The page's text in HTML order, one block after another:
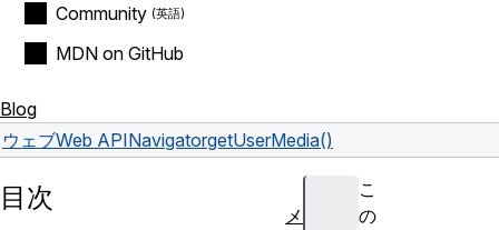
Community
MDN on GitHub
Blog
ウェブWeb APINavigatorgetUserMedia()
こ
の
目次
メ